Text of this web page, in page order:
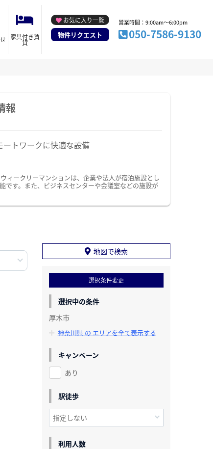
家具付き賃
貸
お気に入り一覧
物件リクエスト
営業時間：9:00am～6:00pm
050-7586-9130
報
ートワークに快適な設備
ィークリーマンションは、企業や法人が宿泊施設とし
です。また、ビジネスセンターや会議室などの施設が
地図で検索
選択条件変更
選択中の条件
厚木市
神奈川県 の エリアを全て表示する
キャンペーン
あり
駅徒歩
利用人数